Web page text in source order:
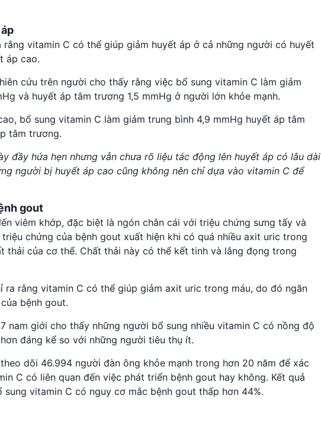
rằng vitamin C có thể giúp giảm huyết áp ở cả những người có huyết
áp cao.
cứu trên người cho thấy rằng việc bổ sung vitamin C làm giảm
và huyết áp tâm trương 1,5 mmHg ở người lớn khỏe mạnh.
bổ sung vitamin C làm giảm trung bình 4,9 mmHg huyết áp tâm
tâm trương.
đầy hứa hẹn nhưng vẫn chưa rõ liệu tác động lên huyết áp có lâu dài
người bị huyết áp cao cũng không nên chỉ dựa vào vitamin C để
gout
viêm khớp, đặc biệt là ngón chân cái với triệu chứng sưng tấy và
chứng của bệnh gout xuất hiện khi có quá nhiều axit uric trong
thải của cơ thể. Chất thải này có thể kết tinh và lắng đọng trong
ra rằng vitamin C có thể giúp giảm axit uric trong máu, do đó ngăn
bệnh gout.
nam giới cho thấy những người bổ sung nhiều vitamin C có nồng độ
đáng kể so với những người tiêu thụ ít.
dõi 46.994 người đàn ông khỏe mạnh trong hơn 20 năm để xác
C có liên quan đến việc phát triển bệnh gout hay không. Kết quả
vitamin C có nguy cơ mắc bệnh gout thấp hơn 44%.